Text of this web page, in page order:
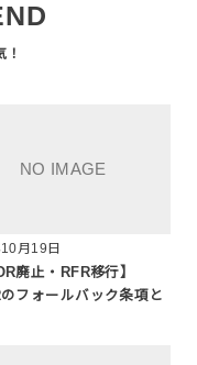
月19日
廃止・RFR移行】
フォールバック条項と